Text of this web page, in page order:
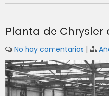
Planta de Chrysler
No hay comentarios |